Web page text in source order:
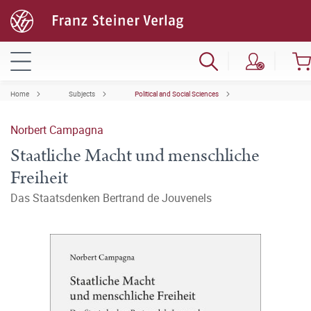
Home Subjects Political and Social Sciences
Norbert Campagna
Staatliche Macht und menschliche
Freiheit
Das Staatsdenken Bertrand de Jouvenels